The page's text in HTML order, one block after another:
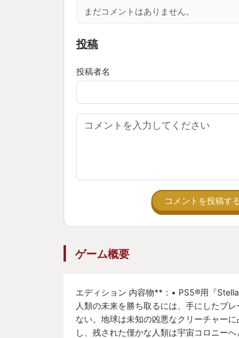
フォトモードも追加されたので、
リハリがハッキリしており…特に戦
ドなアクションにぴったりのアッ
唯一…唯一不満点を挙げるとしたら
ポイントはラスボス手前となり、
のためには周回プレイを余儀なくさ
か…これはエンディング分岐のフラ
社会的な関係性についてが話題で
の方にもやってみてほしい作品です
まだコメントはありません。
投稿
投稿者名
コメントを投稿する
ゲーム概要
エディション 内容物**：• PS5®用『
人類の未来を勝ち取るには、手にしたブ
ない。地球は未知の凶悪なクリーチャー
し、残された僅かな人類は宇宙コロニー